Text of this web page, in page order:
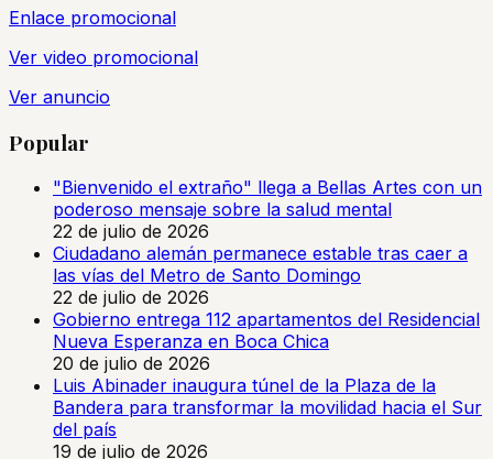
Enlace promocional
Ver video promocional
Ver anuncio
Popular
"Bienvenido el extraño" llega a Bellas Artes con un
poderoso mensaje sobre la salud mental
22 de julio de 2026
Ciudadano alemán permanece estable tras caer a
las vías del Metro de Santo Domingo
22 de julio de 2026
Gobierno entrega 112 apartamentos del Residencial
Nueva Esperanza en Boca Chica
20 de julio de 2026
Luis Abinader inaugura túnel de la Plaza de la
Bandera para transformar la movilidad hacia el Sur
del país
19 de julio de 2026